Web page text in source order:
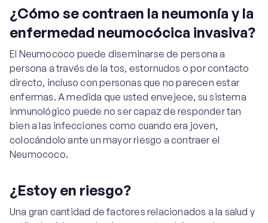
¿Cómo se contraen la neumonía y la
enfermedad neumocócica invasiva?
El Neumococo puede diseminarse de persona a
persona a través de la tos, estornudos o por contacto
directo, incluso con personas que no parecen estar
enfermas. A medida que usted envejece, su sistema
inmunológico puede no ser capaz de responder tan
bien a las infecciones como cuando era joven,
colocándolo ante un mayor riesgo a contraer el
Neumococo.
¿Estoy en riesgo?
Una gran cantidad de factores relacionados a la salud y